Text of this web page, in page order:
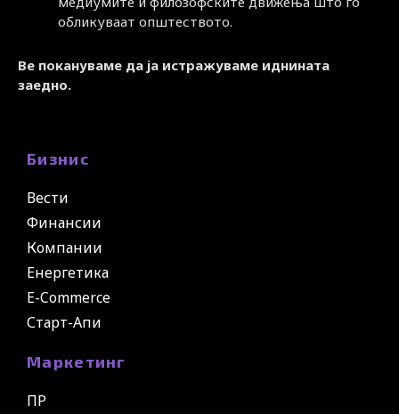
обликуваат општеството.
Ве покануваме да ја истражуваме иднината
заедно.
Бизнис
Вести
Финансии
Компании
Енергетика
E-Commerce
Старт-Апи
Маркетинг
ПР